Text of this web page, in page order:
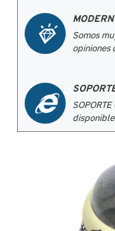
Somos
opiniones